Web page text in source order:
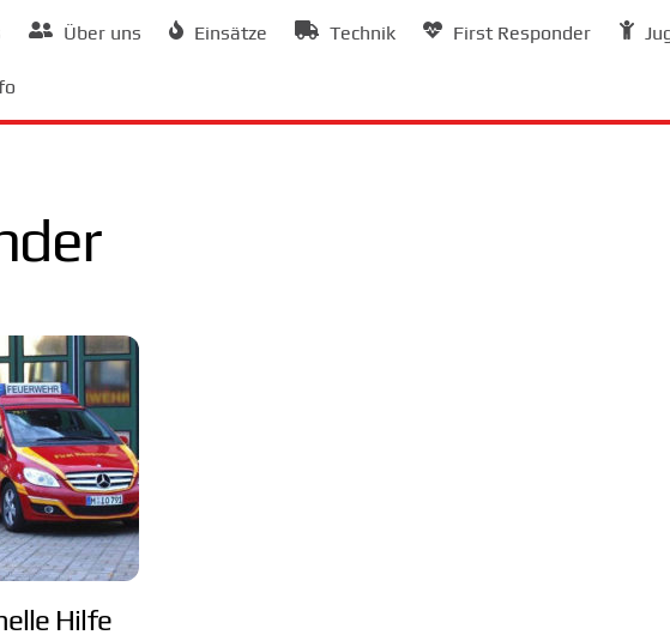
Über uns Einsätze Technik First Responder
Hilfe